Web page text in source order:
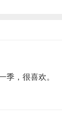
季，很喜欢。